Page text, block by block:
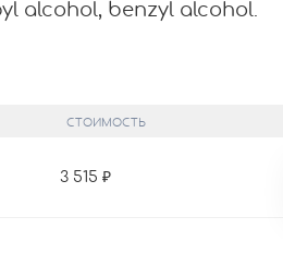
alcohol, benzyl alcohol.
СТОИМОСТЬ
3 515